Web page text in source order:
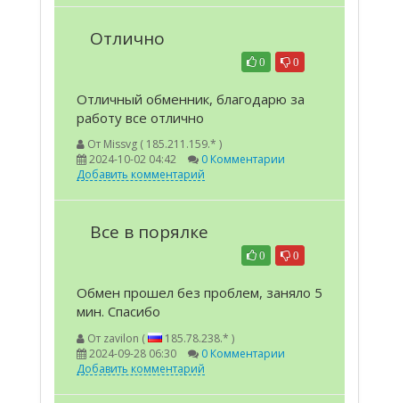
Отлично
0
0
Отличный обменник, благодарю за
работу все отлично
От Missvg ( 185.211.159.* )
2024-10-02 04:42
0 Комментарии
Добавить комментарий
Все в порялке
0
0
Обмен прошел без проблем, заняло 5
мин. Спасибо
От zavilon (
185.78.238.* )
2024-09-28 06:30
0 Комментарии
Добавить комментарий